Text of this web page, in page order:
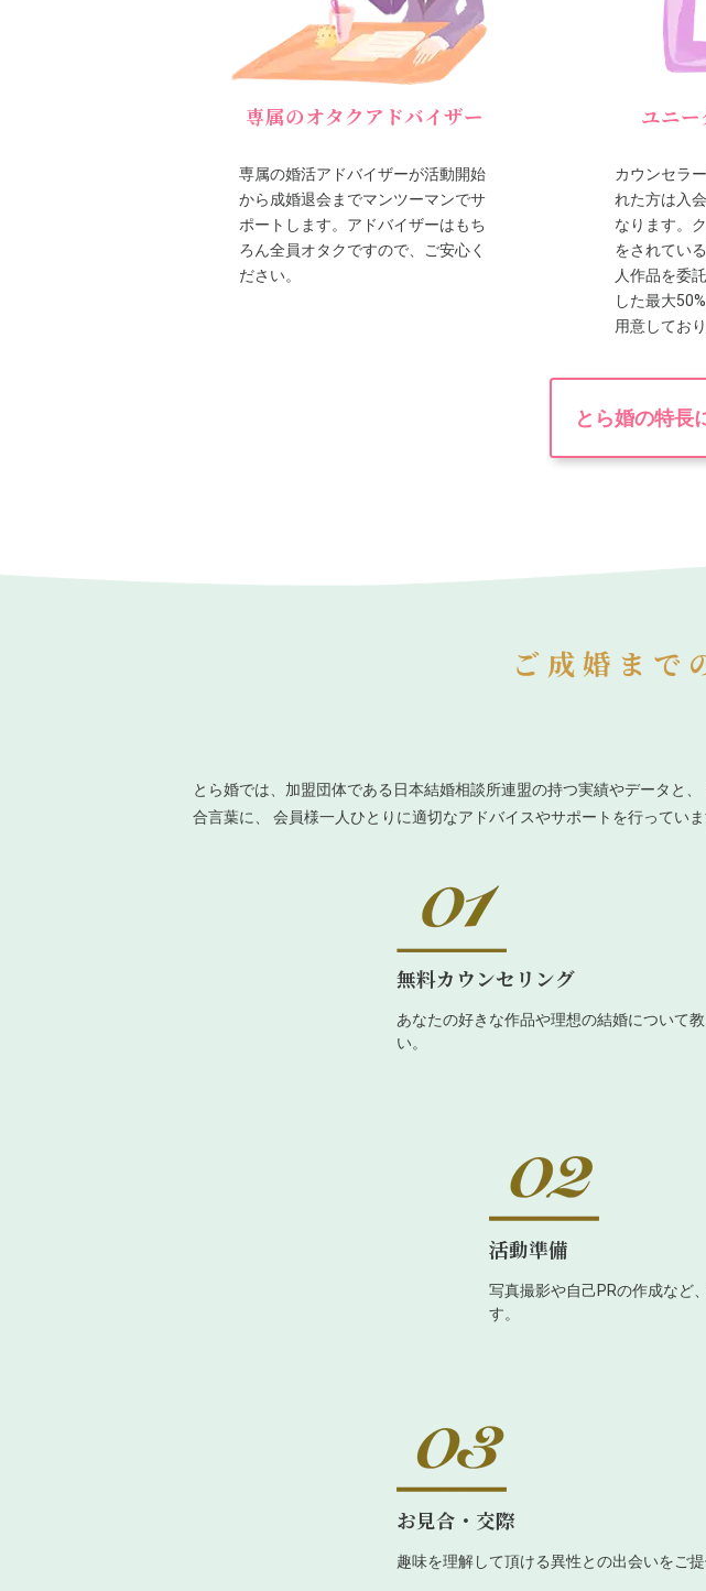
専属のオタクアドバイザー
専属の婚活アドバイザーが活動開始
から成婚退会までマンツーマンでサ
ポートします。アドバイザーはもち
ろん全員オタクですので、ご安心く
ださい。
ユニ
カウンセラ
れた方は入
なります。
をされてい
人作品を委
した最大
用意しており
とら婚の特長
ご成婚まで
とら婚では、加盟団体である日本結婚相談所連盟の持つ実績やデータと
合言葉に、 会員様一人ひとりに適切なアドバイスやサポートを行ってい
無料カウンセリング
あなたの好きな作品や理想の結婚について
い。
活動準備
写真撮影や自己PRの作成など
す。
お見合・交際
趣味を理解して頂ける異性との出会いをご提